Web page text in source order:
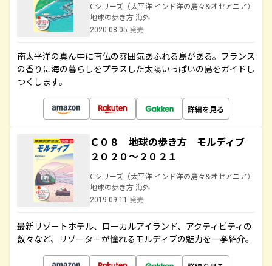
Cシリーズ（太平洋 インド洋の島々&オセアニア）
地球の歩き方 海外
2020.08.05 発売
南太平洋の真ん中に南仏の雰囲気あふれる島がある。フランス
の香りに海の暮らしをプラスした太陽いっぱいの島をガイドし
つくします。
詳細を見る
Ｃ０８ 地球の歩き方 モルディブ
２０２０～２０２１
Cシリーズ（太平洋 インド洋の島々&オセアニア）
地球の歩き方 海外
2019.09.11 発売
最新リゾートホテル、ローカルアイランド、アクティビティの
数々など、リゾーターが憧れるモルディブの魅力を一挙紹介。